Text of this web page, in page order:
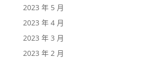
2023 年 5 月
2023 年 4 月
2023 年 3 月
2023 年 2 月